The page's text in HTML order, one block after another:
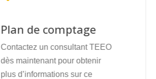
Plan de comptage
Contactez un consultant TEEO
dès maintenant pour obtenir
plus d’informations sur ce